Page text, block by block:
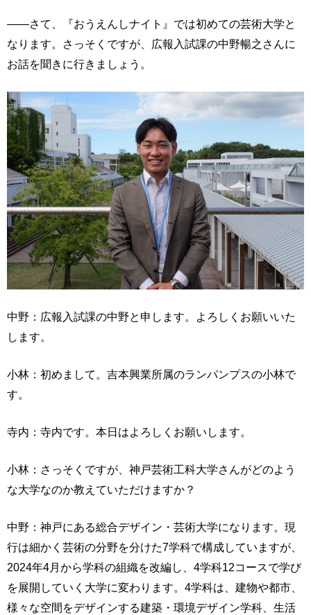
――さて、『おうえんしナイト』では初めての芸術大学と
なります。さっそくですが、広報入試課の中野暢之さんに
お話を聞きに行きましょう。
中野：広報入試課の中野と申します。よろしくお願いいた
します。
小林：初めまして。吉本興業所属のランパンプスの小林で
す。
寺内：寺内です。本日はよろしくお願いします。
小林：さっそくですが、神戸芸術工科大学さんがどのよう
な大学なのか教えていただけますか？
中野：神戸にある総合デザイン・芸術大学になります。現
行は細かく芸術の分野を分けた7学科で構成していますが、
2024年4月から学科の組織を改編し、4学科12コースで学び
を展開していく大学に変わります。4学科は、建物や都市、
様々な空間をデザインする建築・環境デザイン学科、生活